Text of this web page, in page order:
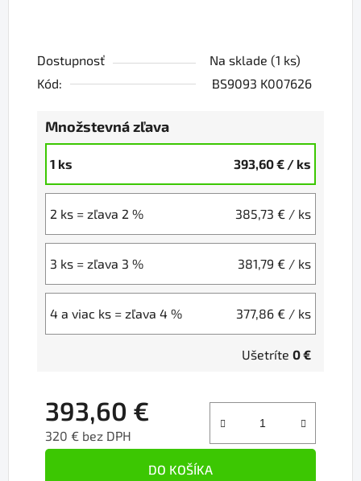
Dostupnosť Na sklade (1 ks)
Kód:
BS9093 K007626
Množstevná zľava
1 ks 393,60 € / ks
2 ks = zľava 2 % 385,73 € / ks
3 ks = zľava 3 % 381,79 € / ks
4 a viac ks = zľava 4 % 377,86 € / ks
Ušetríte 0 €
393,60 €
320 € bez DPH
DO KOŠÍKA